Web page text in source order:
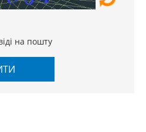
на пошту